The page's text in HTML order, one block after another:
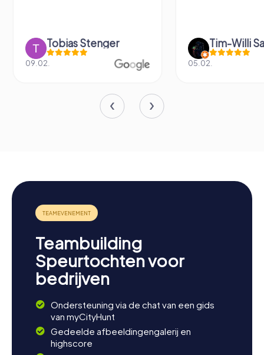
Tobias Stenger
09.02.
Tim-Willi
05.02.
Teambuilding
Speurtochten voor
bedrijven
Ondersteuning via de chat van een gids
van myCityHunt
Gedeelde afbeeldingengalerij en
highscore